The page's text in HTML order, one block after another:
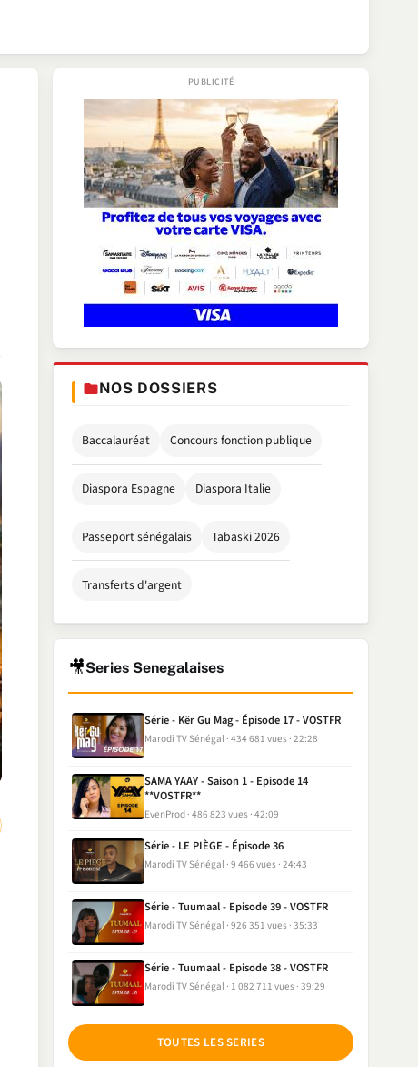
NOS DOSSIERS
Baccalauréat Concours fonction publique
Diaspora Espagne Diaspora Italie
Passeport sénégalais Tabaski 2026
Transferts d'argent
🎥Series Senegalaises
Série - Kër Gu Mag - Épisode 17 - VOSTFR
Marodi TV Sénégal 434 681 vues 22:28
SAMA YAAY - Saison 1 - Episode 14
**VOSTFR**
EvenProd 486 823 vues 42:09
Série - LE PIÈGE - Épisode 36
Marodi TV Sénégal 9 466 vues 24:43
Série - Tuumaal - Episode 39 - VOSTFR
Marodi TV Sénégal 926 351 vues 35:33
Série - Tuumaal - Episode 38 - VOSTFR
Marodi TV Sénégal 1 082 711 vues 39:29
TOUTES LES SERIES